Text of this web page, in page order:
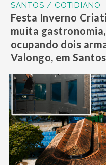
SANTOS / COTIDIANO
Festa Inverno
muita
ocupando dois
Valongo, em Santos